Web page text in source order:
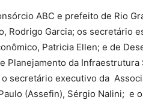
ABC e prefeito de Rio
Rodrigo Garcia; os secretário
Patricia Ellen; e de
Planejamento da Infraestrutura
secretário executivo da
(Assefin), Sérgio Nalini; e